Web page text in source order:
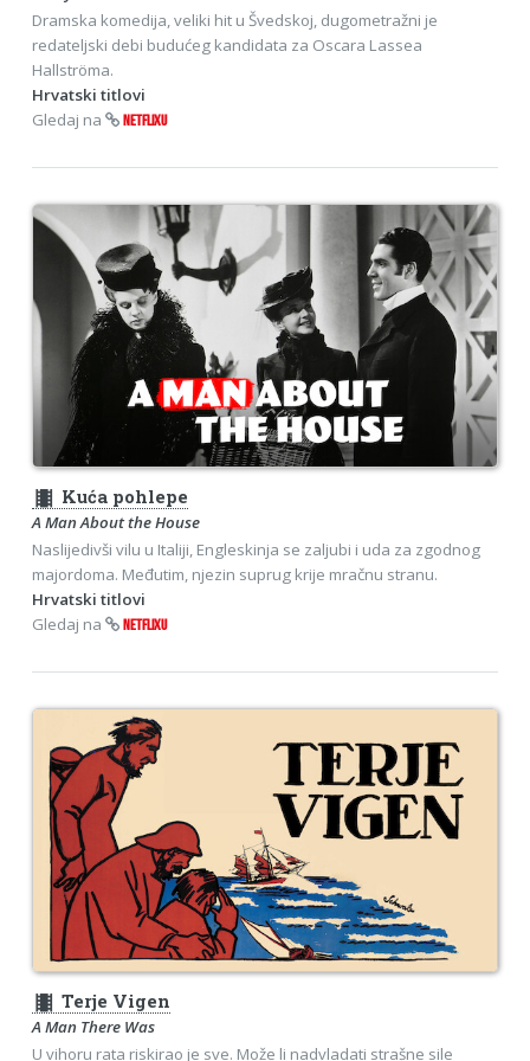
Dramska komedija, veliki hit u Švedskoj, dugometražni je
redateljski debi budućeg kandidata za Oscara Lassea
Hallströma.
Hrvatski titlovi
Gledaj na
NETFLIXU
theaters Kuća pohlepe
A Man About the House
Naslijedivši vilu u Italiji, Engleskinja se zaljubi i uda za zgodnog
majordoma. Međutim, njezin suprug krije mračnu stranu.
Hrvatski titlovi
Gledaj na
NETFLIXU
theaters Terje Vigen
A Man There Was
U vihoru rata riskirao je sve. Može li nadvladati strašne sile